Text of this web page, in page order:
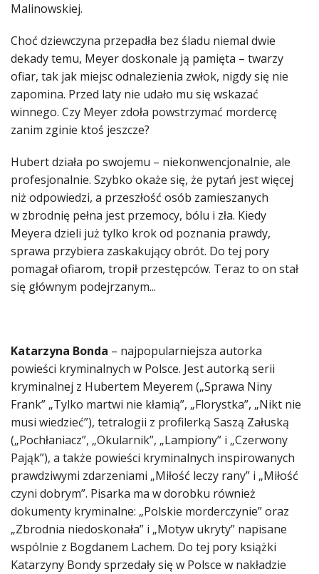
Malinowskiej.
Choć dziewczyna przepadła bez śladu niemal dwie
dekady temu, Meyer doskonale ją pamięta – twarzy
ofiar, tak jak miejsc odnalezienia zwłok, nigdy się nie
zapomina. Przed laty nie udało mu się wskazać
winnego. Czy Meyer zdoła powstrzymać mordercę
zanim zginie ktoś jeszcze?
Hubert działa po swojemu – niekonwencjonalnie, ale
profesjonalnie. Szybko okaże się, że pytań jest więcej
niż odpowiedzi, a przeszłość osób zamieszanych
w zbrodnię pełna jest przemocy, bólu i zła. Kiedy
Meyera dzieli już tylko krok od poznania prawdy,
sprawa przybiera zaskakujący obrót. Do tej pory
pomagał ofiarom, tropił przestępców. Teraz to on stał
się głównym podejrzanym...
Katarzyna Bonda – najpopularniejsza autorka
powieści kryminalnych w Polsce. Jest autorką serii
kryminalnej z Hubertem Meyerem („Sprawa Niny
Frank” „Tylko martwi nie kłamią”, „Florystka”, „Nikt nie
musi wiedzieć”), tetralogii z profilerką Saszą Załuską
(„Pochłaniacz”, „Okularnik”, „Lampiony” i „Czerwony
Pająk”), a także powieści kryminalnych inspirowanych
prawdziwymi zdarzeniami „Miłość leczy rany” i „Miłość
czyni dobrym”. Pisarka ma w dorobku również
dokumenty kryminalne: „Polskie morderczynie” oraz
„Zbrodnia niedoskonała” i „Motyw ukryty” napisane
wspólnie z Bogdanem Lachem. Do tej pory książki
Katarzyny Bondy sprzedały się w Polsce w nakładzie